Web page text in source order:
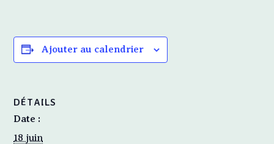
Ajouter au calendrier
DÉTAILS
Date :
18 juin